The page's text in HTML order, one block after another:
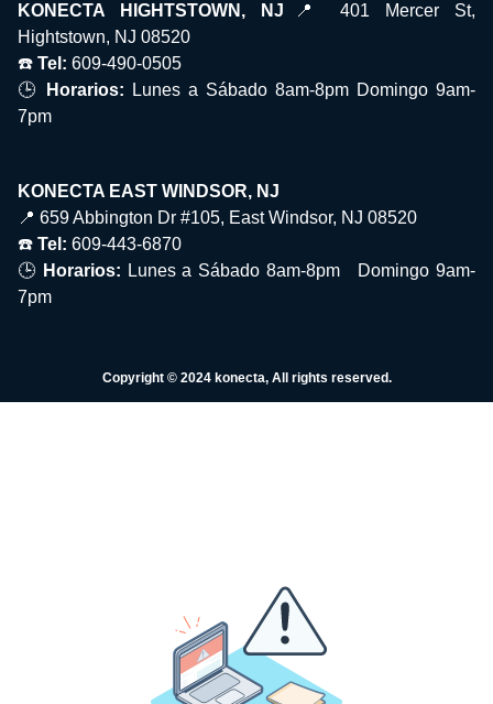
KONECTA HIGHTSTOWN, NJ 📍 401 Mercer St,
Hightstown, NJ 08520
☎️ Tel: 609-490-0505
🕒
Horarios: Lunes a Sábado 8am-8pm Domingo 9am-
7pm
KONECTA EAST WINDSOR, NJ
📍 659 Abbington Dr #105, East Windsor, NJ 08520
☎️ Tel: 609-443-6870
🕒 Horarios: Lunes a Sábado 8am-8pm Domingo 9am-
7pm
Copyright © 2024 konecta, All rights reserved.